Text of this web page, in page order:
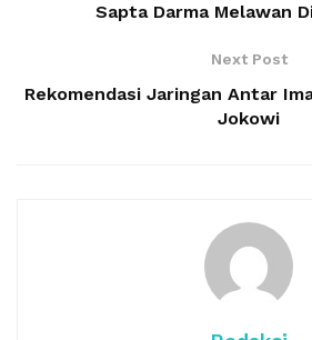
Sapta Darma Melawan
Next Post
Rekomendasi Jaringan Antar
Jokowi